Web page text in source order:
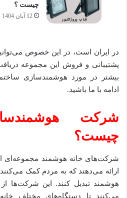
چیست ؟
12 آبان 1404
در ایران است، در این خصوص
پشتیبانی و فروش این مجموعه
بیشتر در مورد هوشمندسازی
ادامه با ما باشید.
شرکت
چیست؟
شرکت‌های خانه هوشمند مجموعه‌ای
ارائه می‌دهند که به مردم کمک می‌کنند
هوشمند تبدیل کنند. این شرکت‌ها از
می‌کنند تا دستگاه‌های مختلف